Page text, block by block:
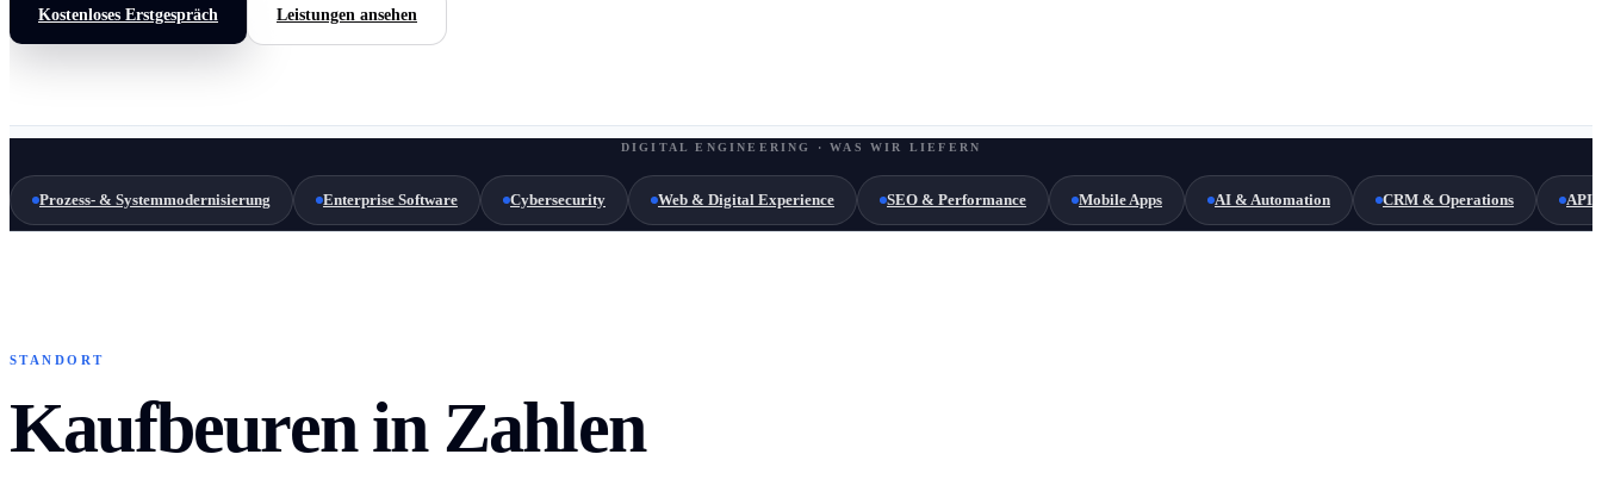
Kostenloses Erstgespräch Leistungen ansehen
DIGITAL ENGINEERING · WAS WIR LIEFERN
Prozess- & Systemmodernisierung Enterprise Software Cybersecurity Web & Digital Experience SEO & Performance Mobile Apps AI & Automation CRM & Operations API
STANDORT
Kaufbeuren in Zahlen